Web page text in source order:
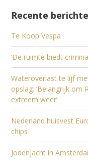
Recente
Te Koop Vespa
‘De ruimte biedt
Wateroverlast te lijf
opslag: ‘Belangrijk
extreem weer’
Nederland huisvest
chips
Jodenjacht in